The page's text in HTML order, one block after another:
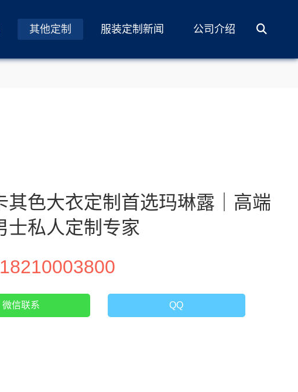
其他定制 服装定制新闻 公司介绍
其色大衣定制首选玛琳露｜高端
士私人定制专家
18210003800
微信联系 QQ